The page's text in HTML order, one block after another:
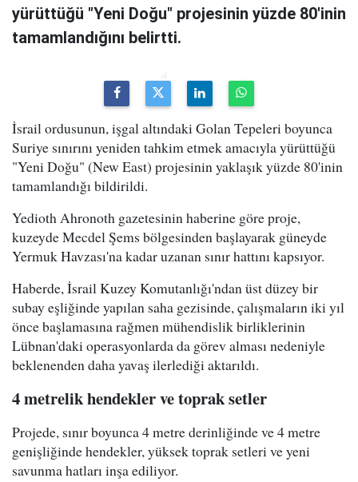
yürüttüğü "Yeni Doğu" projesinin yüzde 80'inin
tamamlandığını belirtti.
İsrail ordusunun, işgal altındaki Golan Tepeleri boyunca
Suriye sınırını yeniden tahkim etmek amacıyla yürüttüğü
"Yeni Doğu" (New East) projesinin yaklaşık yüzde 80'inin
tamamlandığı bildirildi.
Yedioth Ahronoth gazetesinin haberine göre proje,
kuzeyde Mecdel Şems bölgesinden başlayarak güneyde
Yermuk Havzası'na kadar uzanan sınır hattını kapsıyor.
Haberde, İsrail Kuzey Komutanlığı'ndan üst düzey bir
subay eşliğinde yapılan saha gezisinde, çalışmaların iki yıl
önce başlamasına rağmen mühendislik birliklerinin
Lübnan'daki operasyonlarda da görev alması nedeniyle
beklenenden daha yavaş ilerlediği aktarıldı.
4 metrelik hendekler ve toprak setler
Projede, sınır boyunca 4 metre derinliğinde ve 4 metre
genişliğinde hendekler, yüksek toprak setleri ve yeni
savunma hatları inşa ediliyor.